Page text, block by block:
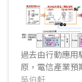
然是放眼未來
勢下，電信營
(Fixed Mobile
展。...
過去由行動應用
原，電信產業預
能。在此趨勢下
吳伯軒